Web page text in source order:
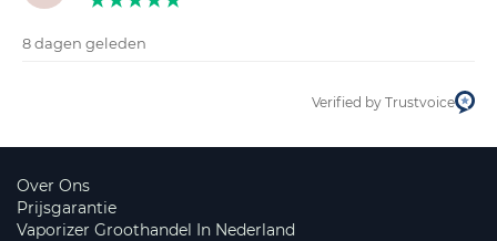
8 dagen geleden
Verified by Trustvoice
Over Ons
Prijsgarantie
Vaporizer Groothandel In Nederland